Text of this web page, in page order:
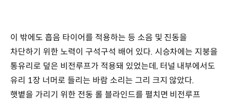
이 밖에도 흡음 타이어를 적용하는 등 소음 및 진동을
차단하기 위한 노력이 구석구석 배어 있다. 시승차에는 지붕을
통유리로 덮은 비전루프가 적용돼 있었는데, 터널 내부에서도
유리 1장 너머로 들리는 바람 소리는 그리 크지 않았다.
햇볕을 가리기 위한 전동 롤 블라인드를 펼치면 비전루프